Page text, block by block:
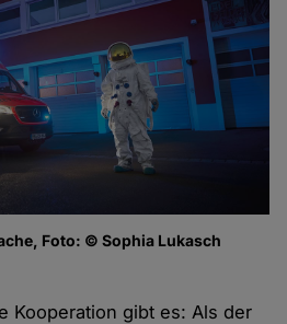
Foto: © Sophia Lukasch
Kooperation gibt es: Als der